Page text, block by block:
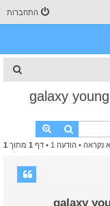
התחברות
חיפוש
נקראה • הודעה 1 • דף 1 מתוך 1